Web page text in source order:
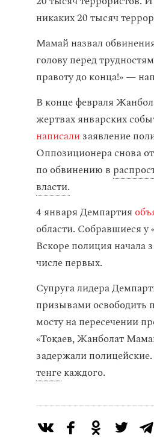
никаких 20 тысяч
Мамай назвал
голову перед
правоту до конца!» —
В конце февраля
жертвах январских
написализаявление
Оппозиционера снова
по обвинению в
власти.
4 января Демпартия
области. Собравшиеся
Вскоре полиция
числе первых.
Супруга лидера
призывами освободить
мосту на пересечении
«Тоқаев, Жанболат
задержали
тенгекаждого.